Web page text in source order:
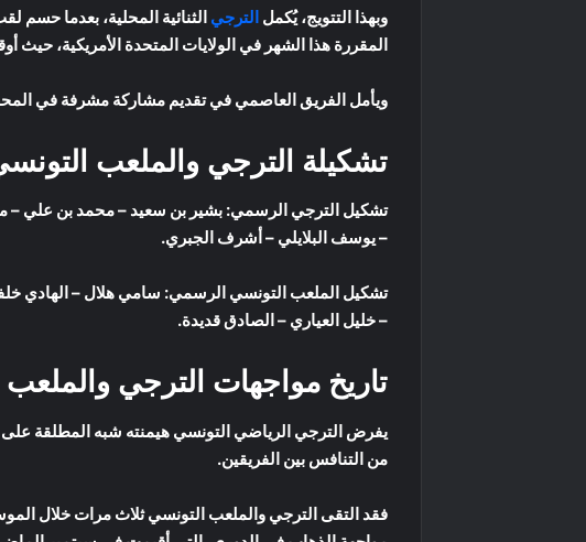
وبهذا التتويج، يُكملالترجي الثنائية المحلية، بعدما حسم
المقررة هذا الشهر في الولايات المتحدة الأمريكية، حيث
ويأمل الفريق العاصمي في تقديم مشاركة مشرفة في
تشكيلة الترجي والملعب
تشكيل الترجي الرسمي: بشير بن سعيد – محمد بن علي –
– يوسف البلايلي – أشرف الجبري.
تشكيل الملعب التونسي الرسمي: سامي هلال – الهادي
– خليل العياري – الصادق قديدة.
تاريخ مواجهات الترجي
يفرض الترجي الرياضي التونسي هيمنته شبه المطلقة على
من التنافس بين الفريقين.
فقد التقى الترجي والملعب التونسي ثلاث مرات خلال